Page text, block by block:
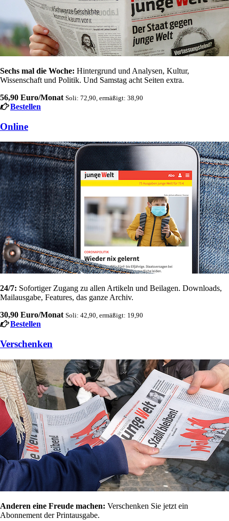
Sechs mal die Woche: Hintergrund und Analysen, Kultur,
Wissenschaft und Politik. Und Samstag acht Seiten extra.
56,90 Euro/Monat Soli: 72,90, ermäßigt: 38,90
Bestellen
Online
24/7: Sofortiger Zugang zu allen Artikeln und Beilagen. Downloads,
Mailausgabe, Features, das ganze Archiv.
30,90 Euro/Monat Soli: 42,90, ermäßigt: 19,90
Bestellen
Verschenken
Anderen eine Freude machen: Verschenken Sie jetzt ein
Abonnement der Printausgabe.